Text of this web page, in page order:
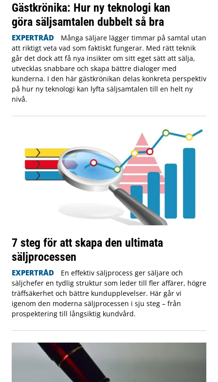
Gästkrönika: Hur ny teknologi kan
göra säljsamtalen dubbelt så bra
EXPERTRÅD
Många säljare lägger timmar på samtal utan
att riktigt veta vad som faktiskt fungerar. Med rätt teknik
går det dock att få nya insikter om sitt eget sätt att sälja,
utvecklas snabbare och skapa bättre dialoger med
kunderna. I den här gästkrönikan delas konkreta perspektiv
på hur ny teknologi kan lyfta säljsamtalen till en helt ny
nivå.
7 steg för att skapa den ultimata
säljprocessen
EXPERTRÅD
En effektiv säljprocess ger säljare och
säljchefer en tydlig struktur som leder till fler affärer, högre
träffsäkerhet och bättre kundupplevelser. Här går vi
igenom den moderna säljprocessen i sju steg – från
prospektering till långsiktig kundvård.